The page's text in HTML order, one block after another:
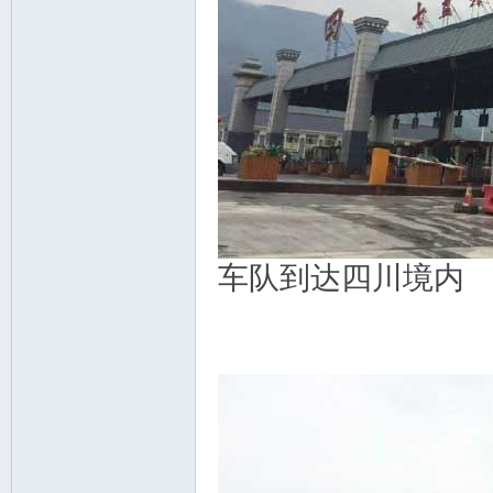
车队到达四川境内